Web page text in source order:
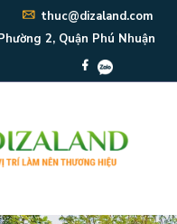
thuc@dizaland.com
2, Quận Phú Nhuận